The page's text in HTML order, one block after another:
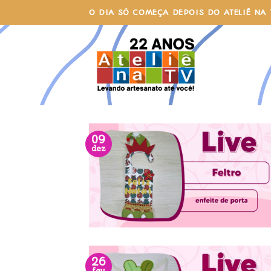
to
content
O DIA SÓ COMEÇA DEPOIS DO ATELIÊ NA
09
dez
26